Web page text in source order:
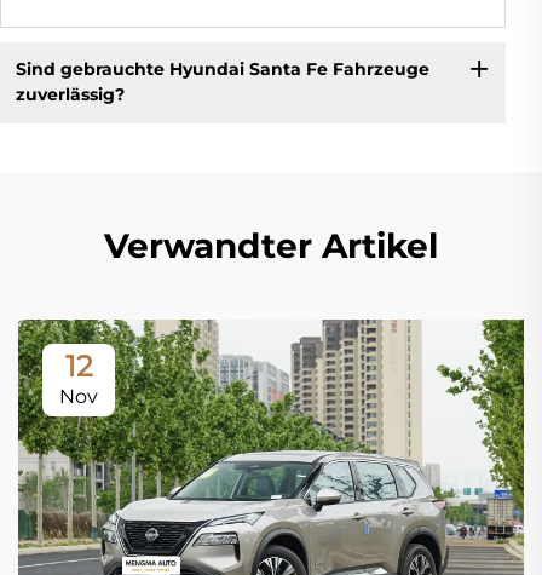
Sind gebrauchte Hyundai Santa Fe Fahrzeuge
zuverlässig?
Verwandter Artikel
12
Nov